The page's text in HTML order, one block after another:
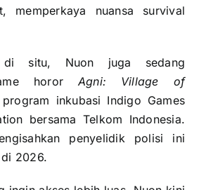
memperkaya nuansa survival
di situ, Nuon juga sedang
horor Agni: Village of
inkubasi Indigo Games
bersama Telkom Indonesia.
penyelidik polisi ini
2026.